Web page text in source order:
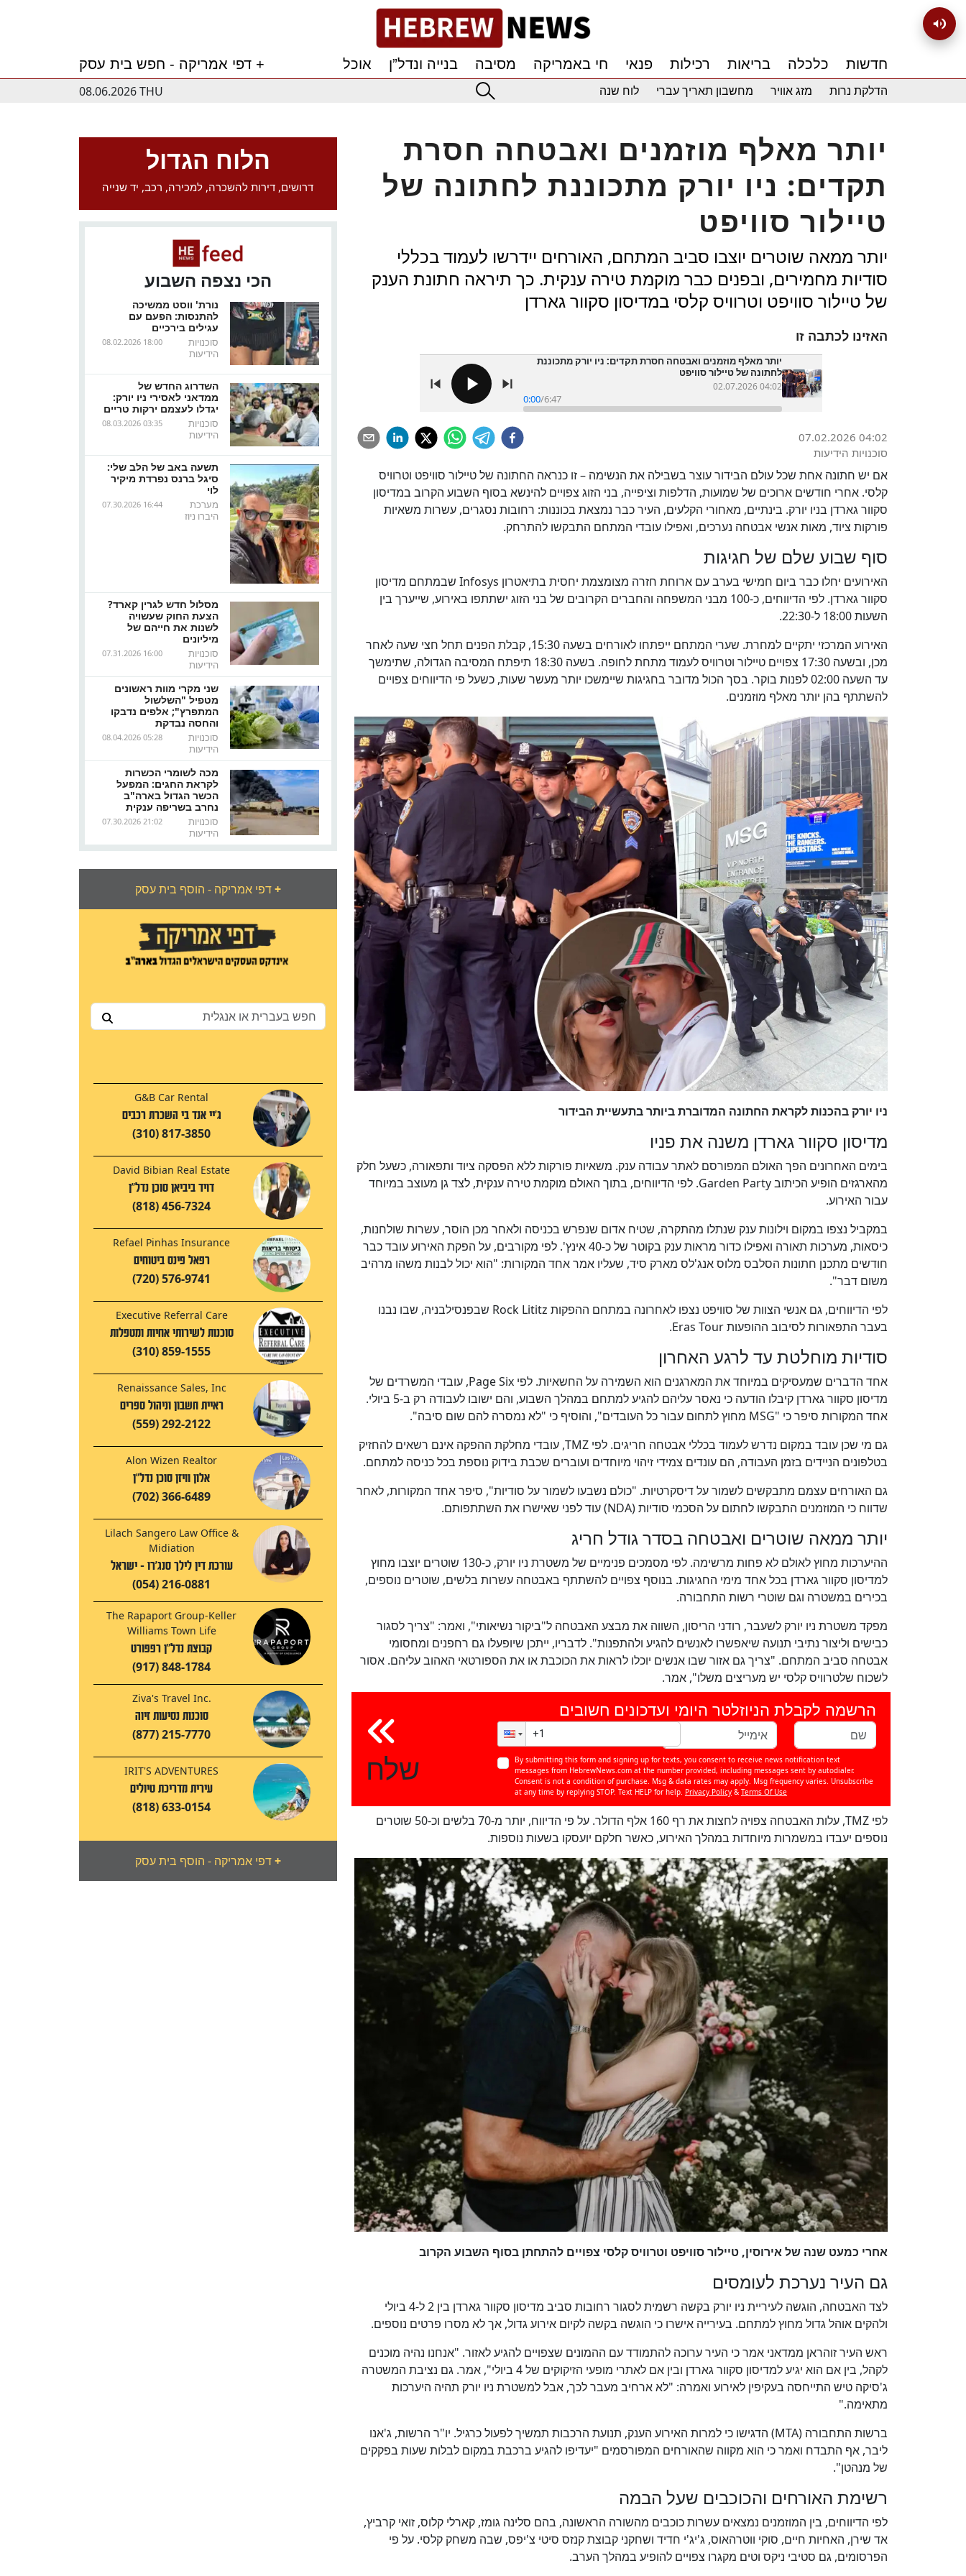
דפי אמריקה - חפש בית עסק + חדשות כלכלה בריאות רכילות פנאי חי באמריקה מסיבה בנייה ונדל”ן
אוכל
08.06.2026 THU
הדלקת נרות מזג אוויר מחשבון תאריך עברי לוח שנה
הלוח הגדול
דרושים, דירות להשכרה, למכירה, רכב, יד שנייה
הכי נצפה השבוע
נורת' ווסט ממשיכה
להתנסות: הפעם עם
עגילים בירכיים
08.02.2026 18:00
סוכנויות
הידיעות
השדרוג החדש של
ממדאני לאסירי ניו יורק:
יגדלו לעצמם ירקות טריים
08.03.2026 03:35
סוכנויות
הידיעות
תשעה באב של הלב שלי:
סיגל ברנס נפרדת מיקיר
לוי
07.30.2026 16:44
מערכת
היברו ניוז
מסלול חדש לגרין קארד?
הצעת החוק שעשויה
לשנות את חייהם של
מיליונים
07.31.2026 16:00
סוכנויות
הידיעות
שני מקרי מוות ראשונים
מטפיל "השלשול
המתפרץ"; אלפים נדבקו
והחסה נבדקת
08.04.2026 05:28
סוכנויות
הידיעות
מכה לשומרי הכשרות
לקראת החגים: המפעל
הכשר הגדול בארה"ב
נחרב בשריפה ענקית
07.30.2026 21:02
סוכנויות
הידיעות
דפי אמריקה - הוסף בית עסק+
G&B Car Rental
ג'יי אנד בי השכרת רכבים
(310) 817-3850
David Bibian Real Estate
דויד ביביאן סוכן נדל"ן
(818) 456-7324
Refael Pinhas Insurance
רפאל פינס ביטוחים
(720) 576-9741
Executive Referral Care
סוכנות לשירותי אחיות ומטפלות
(310) 859-1555
Renaissance Sales, Inc
ראיית חשבון וניהול ספרים
(559) 292-2122
Alon Wizen Realtor
אלון וויזן סוכן נדל"ן
(702) 366-6489
Lilach Sangero Law Office &
Midiation
עורכת דין לילך סנג'רו - ישראל
(054) 216-0881
The Rapaport Group-Keller
Williams Town Life
קבוצת נדל"ן רפפורט
(917) 848-1784
Ziva's Travel Inc.
סוכנות נסיעות זיוה
(877) 215-7770
IRIT'S ADVENTURES
עירית מדריכת טיולים
(818) 633-0154
דפי אמריקה - הוסף בית עסק+
יותר מאלף מוזמנים ואבטחה חסרת
תקדים: ניו יורק מתכוננת לחתונה של
טיילור סוויפט
יותר ממאה שוטרים יוצבו סביב המתחם, האורחים יידרשו לעמוד בכללי
סודיות מחמירים, ובפנים כבר מוקמת טירה ענקית. כך תיראה חתונת הענק
של טיילור סוויפט וטרוויס קלסי במדיסון סקוור גארדן
האזינו לכתבה זו
יותר מאלף מוזמנים ואבטחה חסרת תקדים: ניו יורק מתכוננת
לחתונה של טיילור סוויפט
02.07.2026 04:02
0:00/6:47
07.02.2026 04:02
סוכנויות הידיעות
אם יש חתונה אחת שכל עולם הבידור עוצר בשבילה את הנשימה – זו כנראה החתונה של טיילור סוויפט וטרוויס
קלסי. אחרי חודשים ארוכים של שמועות, הדלפות וציפייה, בני הזוג צפויים להינשא בסוף השבוע הקרוב במדיסון
סקוור גארדן בניו יורק. בינתיים, מאחורי הקלעים, העיר כבר נמצאת בכוננות: רחובות נסגרים, עשרות משאיות
פורקות ציוד, מאות אנשי אבטחה נערכים, ואפילו עובדי המתחם התבקשו להתרחק.
סוף שבוע שלם של חגיגות
האירועים יחלו כבר ביום חמישי בערב עם ארוחת חזרה מצומצמת יחסית בתיאטרון Infosys שבמתחם מדיסון
סקוור גארדן. לפי הדיווחים, כ-100 מבני המשפחה והחברים הקרובים של בני הזוג ישתתפו באירוע, שייערך בין
השעות 18:00 ל-22:30.
האירוע המרכזי יתקיים למחרת. שערי המתחם ייפתחו לאורחים בשעה 15:30, קבלת הפנים תחל חצי שעה לאחר
מכן, ובשעה 17:30 צפויים טיילור וטרוויס לעמוד מתחת לחופה. בשעה 18:30 תיפתח המסיבה הגדולה, שתימשך
עד השעה 02:00 לפנות בוקר. בסך הכול מדובר בחגיגות שיימשכו יותר מעשר שעות, כשעל פי הדיווחים צפויים
להשתתף בהן יותר מאלף מוזמנים.
ניו יורק בהכנות לקראת החתונה המדוברת ביותר בתעשיית הבידור
מדיסון סקוור גארדן משנה את פניו
בימים האחרונים הפך האולם המפורסם לאתר עבודה ענק. משאיות פורקות ללא הפסקה ציוד ותפאורה, כשעל חלק
מהארגזים הופיע הכיתוב Garden Party. לפי הדיווחים, בתוך האולם מוקמת טירה ענקית, לצד גן מעוצב במיוחד
עבור האירוע.
במקביל נצפו במקום וילונות ענק שנתלו מהתקרה, שטיח אדום שנפרש בכניסה ולאחר מכן הוסר, עשרות שולחנות,
כיסאות, מערכות תאורה ואפילו כדור מראות ענק בקוטר של כ-40 אינץ'. לפי מקורבים, על הפקת האירוע עובד כבר
חודשים מתכנן חתונות הסלבס מלוס אנג'לס מארק סיד, שעליו אמר אחד המקורות: "הוא יכול לבנות משהו מרהיב
משום דבר".
לפי הדיווחים, גם אנשי הצוות של סוויפט נצפו לאחרונה במתחם ההפקות Rock Lititz שבפנסילבניה, שבו נבנו
בעבר התפאורות לסיבוב ההופעות Eras Tour.
סודיות מוחלטת עד לרגע האחרון
אחד הדברים שמעסיקים במיוחד את המארגנים הוא השמירה על החשאיות. לפי Page Six, עובדי המשרדים של
מדיסון סקוור גארדן קיבלו הודעה כי נאסר עליהם להגיע למתחם במהלך השבוע, והם ישובו לעבודה רק ב-5 ביולי.
אחד המקורות סיפר כי "MSG מחוץ לתחום עבור כל העובדים", והוסיף כי "לא נמסרה להם שום סיבה".
גם מי שכן עובד במקום נדרש לעמוד בכללי אבטחה חריגים. לפי TMZ, עובדי מחלקת ההפקה אינם רשאים להחזיק
בטלפונים הניידים בזמן העבודה, הם עונדים צמידי זיהוי מיוחדים ועוברים שכבת בידוק נוספת בכל כניסה למתחם.
גם האורחים עצמם מתבקשים לשמור על דיסקרטיות. "כולם נשבעו לשמור על סודיות", סיפר אחד המקורות, לאחר
שדווח כי המוזמנים התבקשו לחתום על הסכמי סודיות (NDA) עוד לפני שאישרו את השתתפותם.
יותר ממאה שוטרים ואבטחה בסדר גודל חריג
ההיערכות מחוץ לאולם לא פחות מרשימה. לפי מסמכים פנימיים של משטרת ניו יורק, כ-130 שוטרים יוצבו מחוץ
למדיסון סקוור גארדן בכל אחד מימי החגיגות. בנוסף צפויים להשתתף באבטחה עשרות בלשים, שוטרים נוספים,
בכירים במשטרה וגם שוטרי רשות התחבורה.
מפקד משטרת ניו יורק לשעבר, רודני הריסון, השווה את מבצע האבטחה ל"ביקור נשיאותי", ואמר: "צריך לסגור
כבישים וליצור נתיבי תנועה שיאפשרו לאנשים להגיע ולהתפנות". לדבריו, ייתכן שיופעלו גם רחפנים ומחסומי
אבטחה סביב המתחם. "צריך גם אזור שבו אנשים יוכלו לראות את הכוכבת או את הספורטאי האהוב עליהם. אסור
לשכוח שלטרוויס קלסי יש מעריצים משלו", אמר.
שלח
הרשמה לקבלת הניוזלטר היומי ועדכונים חשובים
By submitting this form and signing up for texts, you consent to receive news notification text
messages from HebrewNews.com at the number provided, including messages sent by autodialer.
Consent is not a condition of purchase. Msg & data rates may apply. Msg frequency varies. Unsubscribe
at any time by replying STOP. Text HELP for help. Privacy Policy & Terms Of Use
לפי TMZ, עלות האבטחה צפויה לחצות את רף 160 אלף הדולר. על פי הדיווח, יותר מ-70 בלשים וכ-50 שוטרים
נוספים יעבדו במשמרות מיוחדות במהלך האירוע, כאשר חלקם יועסקו בשעות נוספות.
אחרי כמעט שנה של אירוסין, טיילור סוויפט וטרוויס קלסי צפויים להתחתן בסוף השבוע הקרוב
גם העיר נערכת לעומסים
לצד האבטחה, הוגשה לעיריית ניו יורק בקשה רשמית לסגור רחובות סביב מדיסון סקוור גארדן בין 2 ל-4 ביולי
ולהקים אוהל גדול מחוץ למתחם. בעירייה אישרו כי הוגשה בקשה לקיום אירוע גדול, אך לא מסרו פרטים נוספים.
ראש העיר זוהראן ממדאני אמר כי העיר ערוכה להתמודד עם ההמונים שצפויים להגיע לאזור. "אנחנו נהיה מוכנים
לקהל, בין אם הוא יגיע למדיסון סקוור גארדן ובין אם לאתרי מופעי הזיקוקים של 4 ביולי", אמר. גם נציבת המשטרה
ג'סיקה טיש התייחסה בעקיפין לאירוע ואמרה: "לא ארחיב מעבר לכך, אבל למשטרת ניו יורק תהיה היערכות
מתאימה."
ברשות התחבורה (MTA) הדגישו כי למרות האירוע הענק, תנועת הרכבות תמשיך לפעול כרגיל. יו"ר הרשות, ג'אנו
ליבר, אף התבדח ואמר כי הוא מקווה שהאורחים המפורסמים "יעדיפו להגיע ברכבת במקום לבלות שעות בפקקים
של מנהטן".
רשימת האורחים והכוכבים שעל הבמה
לפי הדיווחים, בין המוזמנים נמצאים עשרות כוכבים מהשורה הראשונה, בהם סלינה גומז, קארלי קלוס, זואי קרביץ,
אד שירן, האחיות חיים, סוקי ווטרהאוס, ג'יג'י חדיד ושחקני קבוצת קנזס סיטי צ'יפס, שבה משחק קלסי. על פי
הפרסומים, גם סטיבי ניקס וטים מקגרו צפויים להופיע במהלך הערב.